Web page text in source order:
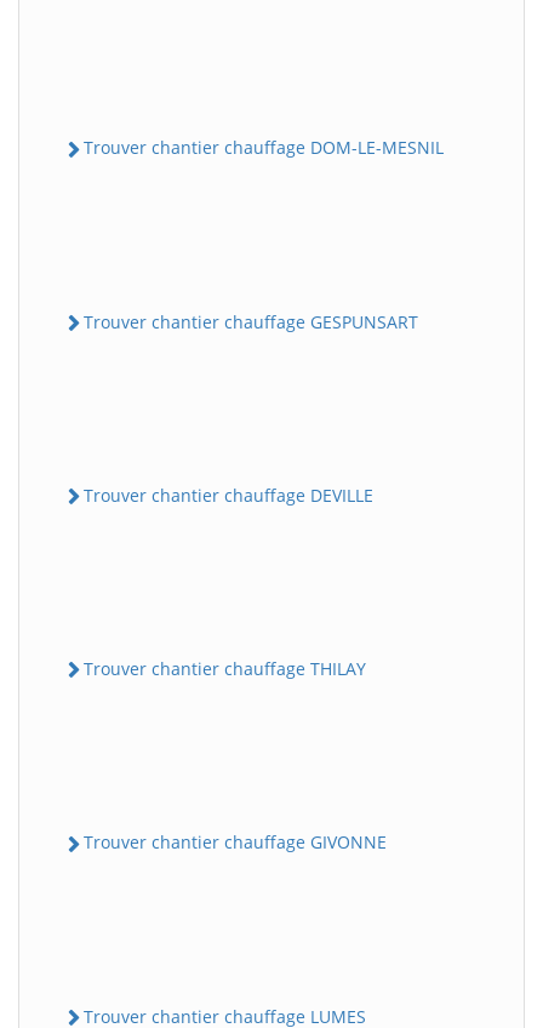
Trouver chantier chauffage DOM-LE-MESNIL
Trouver chantier chauffage GESPUNSART
Trouver chantier chauffage DEVILLE
Trouver chantier chauffage THILAY
Trouver chantier chauffage GIVONNE
Trouver chantier chauffage LUMES